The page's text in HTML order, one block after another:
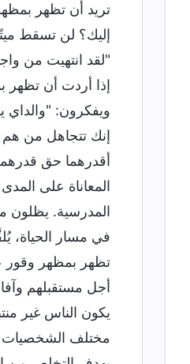
تريد أن تظهر
إليك؟ لن تسقط
"لقد انتهيت من
إذا أردت أن تظهر
ويفكرون: "والداي
إنك تتجاهل من هم
أقدرهما حق
المعاناة على
المدرسية. يظلون
في مسار الحياة،
تظهر بمظهر وقور
أجل مستقبلهم
يكون الناس غير
مختلف الشخصيات